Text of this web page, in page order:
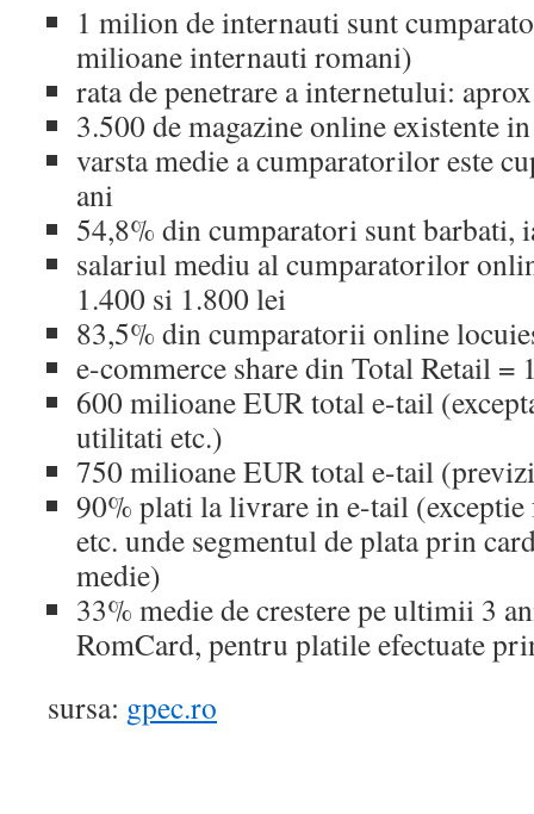
1 milion de internauti sunt
milioane internauti romani)
rata de penetrare a internetului:
3.500 de magazine online existente
varsta medie a cumparatorilor este
ani
54,8% din cumparatori sunt barbati,
salariul mediu al cumparatorilor
1.400 si 1.800 lei
83,5% din cumparatorii online
e-commerce share din Total Retail =
600 milioane EUR total e-tail
utilitati etc.)
750 milioane EUR total e-tail
90% plati la livrare in e-tail
etc. unde segmentul de plata prin
medie)
33% medie de crestere pe ultimii 3
RomCard, pentru platile efectuate
sursa: gpec.ro